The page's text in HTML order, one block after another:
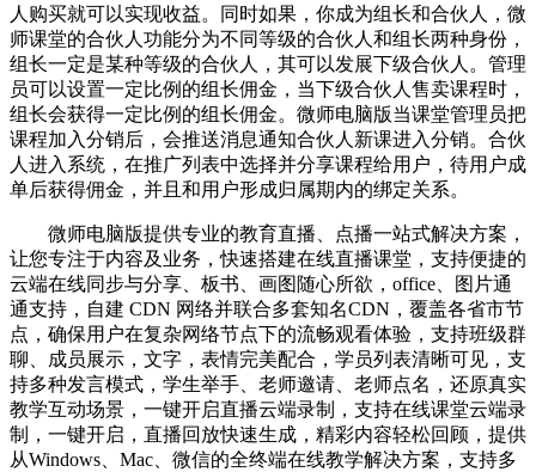
人购买就可以实现收益。同时如果，你成为组长和合伙人，微
师课堂的合伙人功能分为不同等级的合伙人和组长两种身份，
组长一定是某种等级的合伙人，其可以发展下级合伙人。管理
员可以设置一定比例的组长佣金，当下级合伙人售卖课程时，
组长会获得一定比例的组长佣金。微师电脑版当课堂管理员把
课程加入分销后，会推送消息通知合伙人新课进入分销。合伙
人进入系统，在推广列表中选择并分享课程给用户，待用户成
单后获得佣金，并且和用户形成归属期内的绑定关系。
微师电脑版提供专业的教育直播、点播一站式解决方案，
让您专注于内容及业务，快速搭建在线直播课堂，支持便捷的
云端在线同步与分享、板书、画图随心所欲，office、图片通
通支持，自建 CDN 网络并联合多套知名CDN，覆盖各省市节
点，确保用户在复杂网络节点下的流畅观看体验，支持班级群
聊、成员展示，文字，表情完美配合，学员列表清晰可见，支
持多种发言模式，学生举手、老师邀请、老师点名，还原真实
教学互动场景，一键开启直播云端录制，支持在线课堂云端录
制，一键开启，直播回放快速生成，精彩内容轻松回顾，提供
从Windows、Mac、微信的全终端在线教学解决方案，支持多